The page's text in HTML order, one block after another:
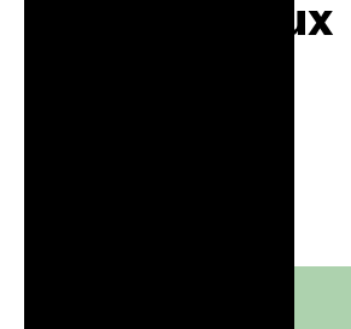
Linqo Benelux